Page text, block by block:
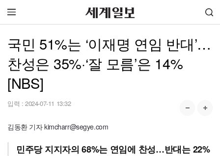
국민 51%는 ‘이재명 연임 반대’…
찬성은 35%·‘잘 모름’은 14%
[NBS]
입력 : 2024-07-11 13:32
김동환 기자 kimcharr@segye.com
민주당 지지자의 68%는 연임에 찬성…반대는 22%